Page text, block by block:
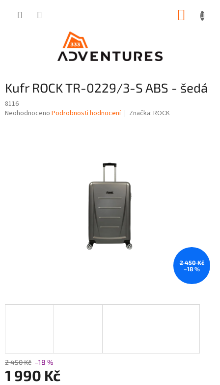
Kufr ROCK TR-0229/3-S ABS - šedá
8116
Průměrné
Neohodnoceno Podrobnosti hodnocení Značka: ROCK
2 450 Kč
–18 %
2 450 Kč –18 %
1 990 Kč